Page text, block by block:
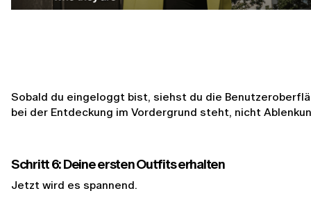
Sobald du eingeloggt bist, siehst du die
bei der Entdeckung im Vordergrund steht, nicht
Schritt 6: Deine ersten Outfits erhalten
Jetzt wird es spannend.